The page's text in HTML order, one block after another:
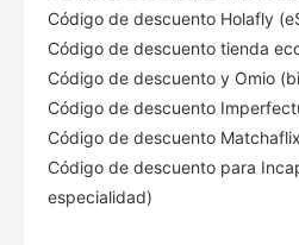
Código de descuento Holafly
Código de descuento tienda
Código de descuento y Omio
Código de descuento
Código de descuento Matchaflix
Código de descuento para
especialidad)